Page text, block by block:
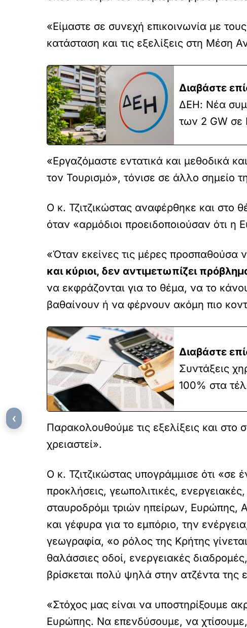
«Είμαστε σε συνεχή επικοινωνία με
κατάσταση και τις εξελίξεις στη Μέση
Διαβάστε
ΔΕΗ: Νέα
των 2 GW σε
«Εργαζόμαστε εντατικά και μεθοδικά
τον Τουρισμό», τόνισε σε άλλο σημείο
Ο κ. Τζιτζικώστας αναφέρθηκε και στο
όταν «αρμόδιοι προειδοποιούσαν ότι η
«Όταν εκείνες τις μέρες προσπαθούσα
και κύριοι, δεν αντιμετωπίζει
να εκφράζονται για το θέμα, να το
βαθαίνουν ή να φέρνουν ακόμη πιο
Διαβάστε
Συντάξεις
100% στα
Παρακολουθούμε τις εξελίξεις και στο
χρειαστεί».
Ο κ. Τζιτζικώστας υπογράμμισε ότι
προκλήσεις, γεωπολιτικές,
σταυροδρόμι τριών ηπείρων, Ευρώπης,
και γέφυρα για το εμπόριο, την
γεωγραφία, «ο ρόλος της Κρήτης
θαλάσσιες οδοί, ενεργειακές
βρίσκεται πολύ ψηλά στην ατζέντα της
«Στόχος μας είναι να υποστηρίξουμε
Ευρώπης. Να επενδύσουμε, να
‹